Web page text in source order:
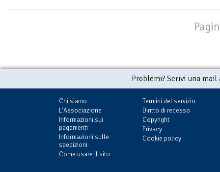
Problemi? Scrivi una
Chi siamo
L'Associazione
Informazioni sui
pagamenti
Informazioni sulle
spedizioni
Come usare il sito
Termini del servizio
Diritto di recesso
Copyright
Privacy
Cookie policy